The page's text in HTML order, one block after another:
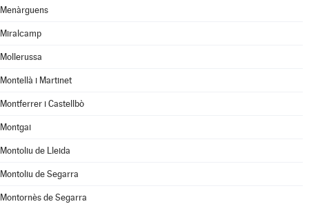
Menàrguens
Miralcamp
Mollerussa
Montellà i Martinet
Montferrer i Castellbò
Montgai
Montoliu de Lleida
Montoliu de Segarra
Montornès de Segarra